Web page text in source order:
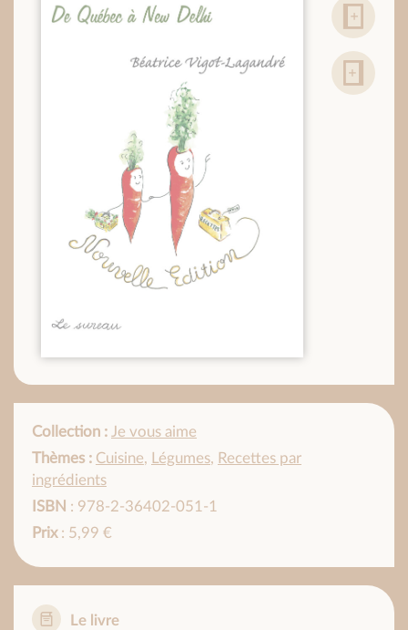
Collection : Je vous aime
Thèmes : Cuisine, Légumes, Recettes par
ingrédients
ISBN : 978-2-36402-051-1
Prix: 5,99 €
Le livre